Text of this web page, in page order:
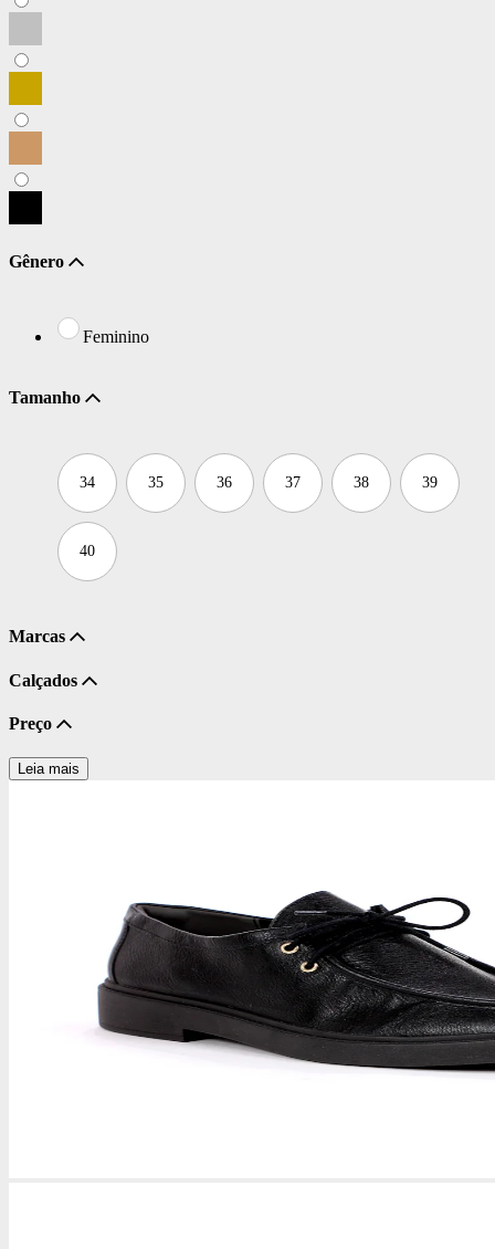
Gênero
Feminino
Tamanho
34 35 36 37 38 39
40
Marcas
Calçados
Preço
Leia mais